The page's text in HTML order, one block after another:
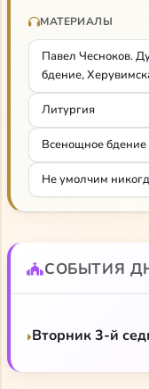
выражении
прямого
лирикой
ныне большой
сочинений для
МАТЕРИАЛЫ
Павел Чесноков.
бдение,
Литургия
Всенощное бдение
Не умолчим
СОБЫТИЯ
Вторник 3-й